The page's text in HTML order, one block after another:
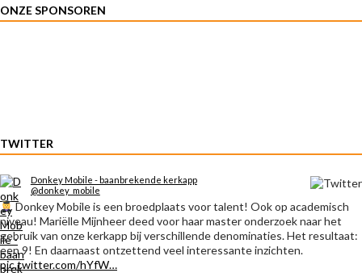
ONZE SPONSOREN
TWITTER
Donkey Mobile - baanbrekende kerkapp
@donkey_mobile
Donkey Mobile is een broedplaats voor talent! Ook op academisch
niveau! Mariëlle Mijnheer deed voor haar master onderzoek naar het
gebruik van onze kerkapp bij verschillende denominaties. Het resultaat:
een 9! En daarnaast ontzettend veel interessante inzichten.
pic.twitter.com/hYfW…